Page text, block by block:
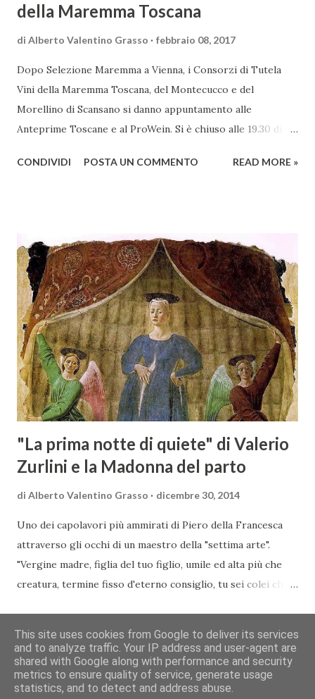
della Maremma Toscana
di Alberto Valentino Grasso febbraio 08, 2017
Dopo Selezione Maremma a Vienna, i Consorzi di Tutela
Vini della Maremma Toscana, del Montecucco e del
Morellino di Scansano si danno appuntamento alle
Anteprime Toscane e al ProWein. Si è chiuso alle 19.30 di
presso l’Hotel Regina di Vienna dalla società Wein & Kultur,
territorio maremmano: Consorzio Tutela Vini della
Maremma Toscana, del Montecucco e del Morellino di
Scansano. Scopo dell’iniziativa è stato quello di promuovere
le eccellenze vitivinicole della regione in Austria, un
mercato dove il potenziale di crescita è ancora molto alto,
assistendo i produttori nella creazione di contatti
commerciali con gli operatori locali. Gli organizzatori
dell’evento, Christian Bauer, austriaco ed esperto di vini e
conoscitore dei mercati di lingua tedes...
CONDIVIDI POSTA UN COMMENTO READ MORE »
"La prima notte di quiete" di Valerio
Zurlini e la Madonna del parto
di Alberto Valentino Grasso dicembre 30, 2014
Uno dei capolavori più ammirati di Piero della Francesca
attraverso gli occhi di un maestro della "settima arte".
"Vergine madre, figlia del tuo figlio, umile ed alta più che
creatura, termine fisso d'eterno consiglio, tu sei colei che
Maria a Momentana, isolata in mezzo al verde delle pendici
collinari di Monterchi, Piero della Francesca dipinse in soli
sette giorni uno dei suoi più noti e ammirati capolavori che
CONDIVIDI POSTA UN COMMENTO READ MORE »
Chi siamoContattiCookiePrivacyCopyright&Disclaimer
© 2013 You Wine Magazine | Rivista Culturale (art. 28 L.69/63)
This site uses cookies from Google to deliver its services
and to analyze traffic. Your IP address and user-agent are
shared with Google along with performance and security
metrics to ensure quality of service, generate usage
statistics, and to detect and address abuse.